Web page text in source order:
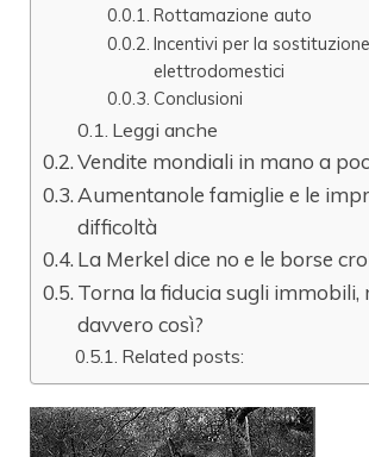
Rottamazione auto
Incentivi per la
elettrodomestici
Conclusioni
Leggi anche
Vendite mondiali in mano a
Aumentanole famiglie e le
difficoltà
La Merkel dice no e le borse
Torna la fiducia sugli immobili,
davvero così?
Related posts: